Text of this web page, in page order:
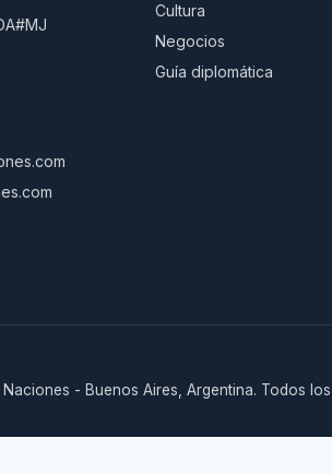
Cultura
Negocios
Guía diplomática
- Buenos Aires, Argentina. Todos